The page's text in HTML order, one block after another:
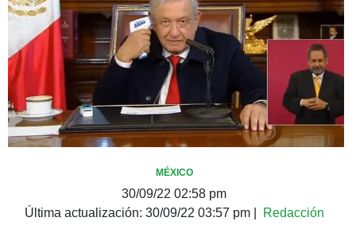
MÉXICO
30/09/22 02:58 pm
Última actualización: 30/09/22 03:57 pm| Redacción